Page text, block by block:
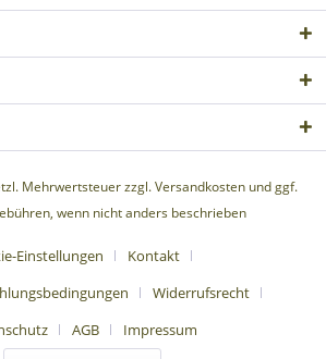
Mehrwertsteuer zzgl.Versandkosten und ggf.
wenn nicht anders beschrieben
Einstellungen
Kontakt
Widerrufsrecht
AGB Impressum